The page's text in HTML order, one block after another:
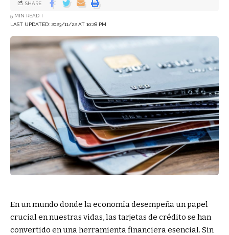
LAST UPDATED: 2023/11/22 AT 10:28 PM
5 MIN READ
SHARE
En un mundo donde la economía desempeña un papel
crucial en nuestras vidas, las tarjetas de crédito se han
convertido en una herramienta financiera esencial. Sin